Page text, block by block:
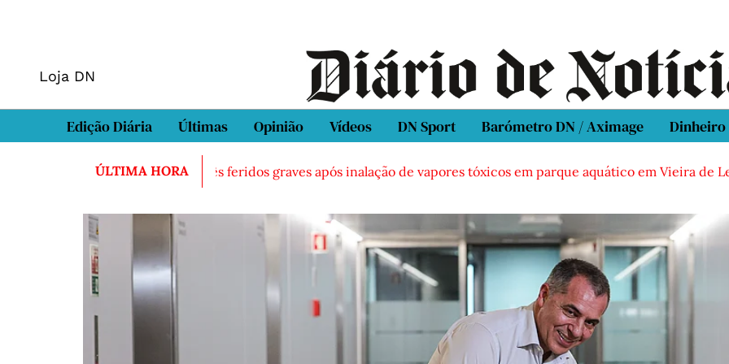
Loja DN
Edição Diária Últimas Opinião Vídeos DN Sport Barómetro DN / Aximage Dinheiro
ÚLTIMA HORA
morto em Sintra Três feridos graves após inalação de vapores tóxicos em parque aquático em Vieira de Leiria